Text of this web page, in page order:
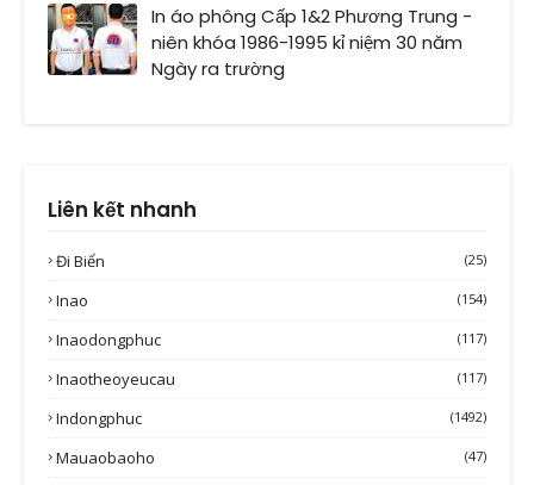
In áo phông Cấp 1&2 Phương Trung -
niên khóa 1986-1995 kỉ niệm 30 năm
Ngày ra trường
Liên kết nhanh
Đi Biển (25)
Inao (154)
Inaodongphuc (117)
Inaotheoyeucau (117)
Indongphuc (1492)
Mauaobaoho (47)